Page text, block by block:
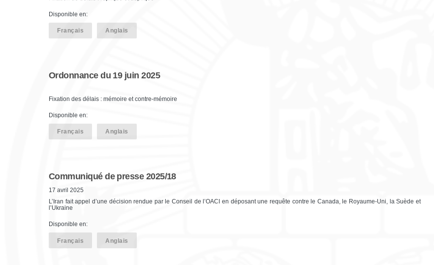
Disponible en:
Français Anglais
Ordonnance du 19 juin 2025
Fixation des délais : mémoire et contre-mémoire
Disponible en:
Français Anglais
Communiqué de presse 2025/18
17 avril 2025
L’Iran fait appel d’une décision rendue par le Conseil de l’OACI en déposant une requête contre le Canada, le Royaume-Uni, la Suède et
l’Ukraine
Disponible en:
Français Anglais